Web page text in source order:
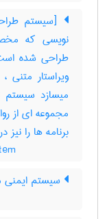
[سیستم
نویسی که
طراحی شده
ویراستار متنی
میسازد سیستم
مجموعه ای از
برنامه ها را
سیستم